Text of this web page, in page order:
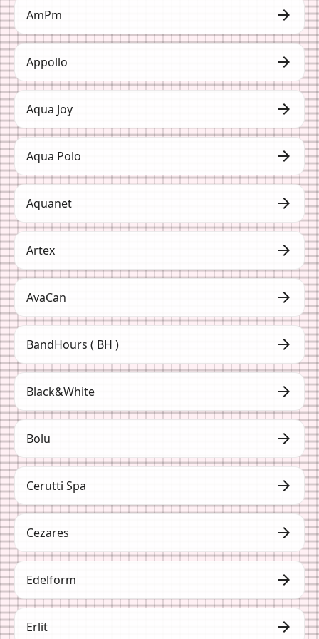
AmPm arrow_forward
Appollo arrow_forward
Aqua Joy arrow_forward
Aqua Polo arrow_forward
Aquanet arrow_forward
Artex arrow_forward
AvaCan arrow_forward
BandHours ( BH ) arrow_forward
Black&White arrow_forward
Bolu arrow_forward
Cerutti Spa arrow_forward
Cezares arrow_forward
Edelform arrow_forward
Erlit arrow_forward